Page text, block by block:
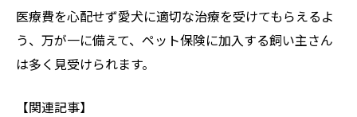
医療費を心配せず愛犬に適切な治療を受けてもらえるよ
う、万が一に備えて、ペット保険に加入する飼い主さん
は多く見受けられます。
【関連記事】